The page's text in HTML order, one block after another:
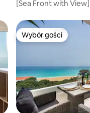
[Sea Front with
Wybór gości
Wybór gości